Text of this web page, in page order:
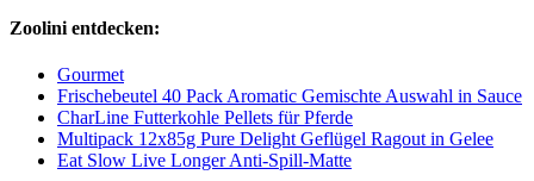
Zoolini entdecken:
Gourmet
Frischebeutel 40 Pack Aromatic Gemischte Auswahl in Sauce
CharLine Futterkohle Pellets für Pferde
Multipack 12x85g Pure Delight Geflügel Ragout in Gelee
Eat Slow Live Longer Anti-Spill-Matte